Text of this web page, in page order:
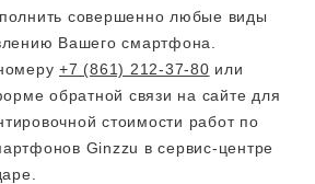
совершенно любые виды
Вашего смартфона.
+7 (861) 212-37-80 или
обратной связи на сайте для
стоимости работ по
Ginzzu в сервис-центре